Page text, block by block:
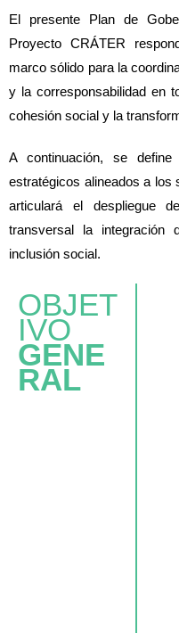
El presente Plan de
Proyecto CRÁTER
marco sólido para la
y la corresponsabilidad en
cohesión social y la
A continuación, se
estratégicos alineados a
articulará el despliegue
transversal la
inclusión social.
OBJET
IVO
GENE
RAL